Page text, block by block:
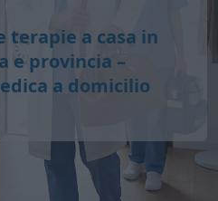
terapie a casa in
e provincia –
a domicilio